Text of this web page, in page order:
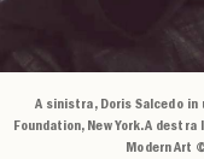
A sinistra, Doris Salcedo in
Foundation, New York. A
Modern Art